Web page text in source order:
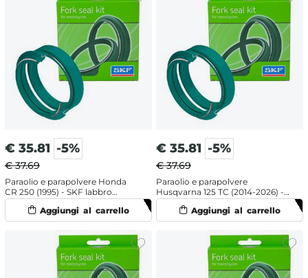
€ 35.81 -5%
€ 37.69
Paraolio e parapolvere Honda
CR 250 (1995) - SKF labbro
singolo
€ 35.81 -5%
€ 37.69
Paraolio e parapolvere
Husqvarna 125 TC (2014-2026) -
SKF labbro doppio